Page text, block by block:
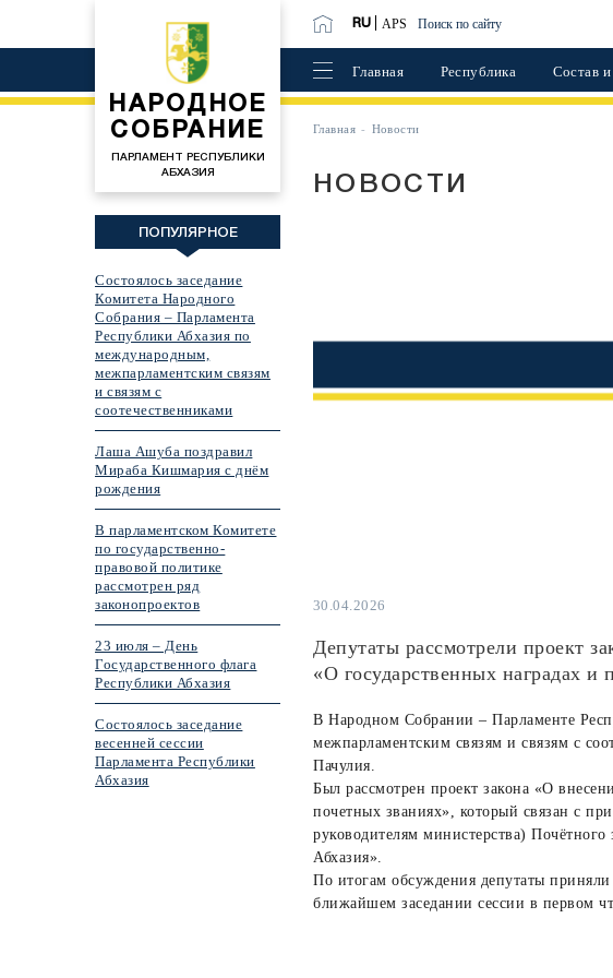
НАРОДНОЕ
СОБРАНИЕ
ПАРЛАМЕНТ РЕСПУБЛИКИ
АБХАЗИЯ
RU APS Поиск по сайту
Главная Республика Состав
Главная Новости
ПОПУЛЯРНОЕ
Состоялось заседание
Комитета Народного
Собрания – Парламента
Республики Абхазия по
международным,
межпарламентским связям
и связям с
соотечественниками
Лаша Ашуба поздравил
Мираба Кишмария с днём
рождения
В парламентском Комитете
по государственно-
правовой политике
рассмотрен ряд
законопроектов
23 июля – День
Государственного флага
Республики Абхазия
Состоялось заседание
весенней сессии
Парламента Республики
Абхазия
НОВОСТИ
30.04.2026
Депутаты рассмотрели проект
«О государственных наградах и
В Народном Собрании – Парламенте
межпарламентским связям и связям с
Пачулия.
Был рассмотрен проект закона «О
почетных званиях», который связан с
руководителям министерства)
Абхазия».
По итогам обсуждения депутаты
ближайшем заседании сессии в первом